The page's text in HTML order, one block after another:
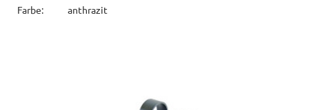
Farbe: anthrazit